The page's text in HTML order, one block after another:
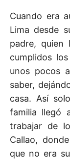
Cuando era
Lima desde
padre, quien
cumplidos
unos pocos
saber,
casa. Así
familia llegó
trabajar de
Callao,
que no era